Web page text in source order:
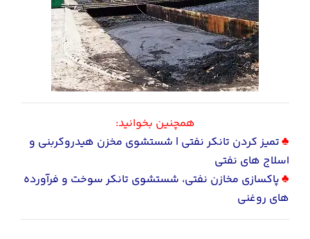
همچنین بخوانید:
♣تمیز کردن تانکر نفتی | شستشوی مخزن هیدروکربنی و
اسلاج های نفتی
♣پاکسازی مخازن نفتی، شستشوی تانکر سوخت و فرآورده
های روغنی